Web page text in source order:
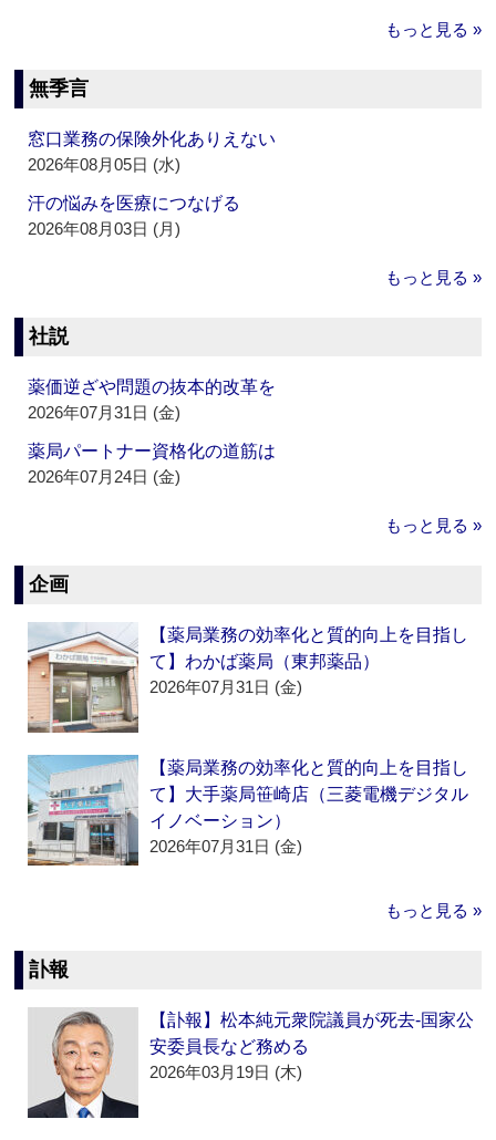
もっと見る »
無季言
窓口業務の保険外化ありえない
2026年08月05日 (水)
汗の悩みを医療につなげる
2026年08月03日 (月)
もっと見る »
社説
薬価逆ざや問題の抜本的改革を
2026年07月31日 (金)
薬局パートナー資格化の道筋は
2026年07月24日 (金)
もっと見る »
企画
【薬局業務の効率化と質的向上を目指し
て】わかば薬局（東邦薬品）
2026年07月31日 (金)
【薬局業務の効率化と質的向上を目指し
て】大手薬局笹崎店（三菱電機デジタル
イノベーション）
2026年07月31日 (金)
もっと見る »
訃報
【訃報】松本純元衆院議員が死去‐国家公
安委員長など務める
2026年03月19日 (木)